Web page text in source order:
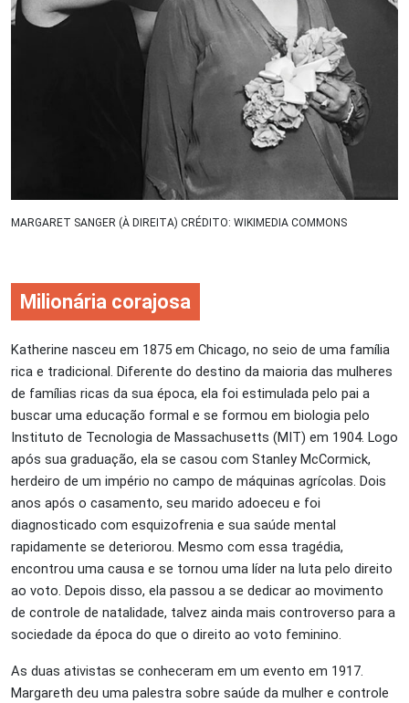
MARGARET SANGER (À DIREITA) CRÉDITO: WIKIMEDIA COMMONS
Milionária corajosa
Katherine nasceu em 1875 em Chicago, no seio de uma família
rica e tradicional. Diferente do destino da maioria das mulheres
de famílias ricas da sua época, ela foi estimulada pelo pai a
buscar uma educação formal e se formou em biologia pelo
Instituto de Tecnologia de Massachusetts (MIT) em 1904. Logo
após sua graduação, ela se casou com Stanley McCormick,
herdeiro de um império no campo de máquinas agrícolas. Dois
anos após o casamento, seu marido adoeceu e foi
diagnosticado com esquizofrenia e sua saúde mental
rapidamente se deteriorou. Mesmo com essa tragédia,
encontrou uma causa e se tornou uma líder na luta pelo direito
ao voto. Depois disso, ela passou a se dedicar ao movimento
de controle de natalidade, talvez ainda mais controverso para a
sociedade da época do que o direito ao voto feminino.
As duas ativistas se conheceram em um evento em 1917.
Margareth deu uma palestra sobre saúde da mulher e controle